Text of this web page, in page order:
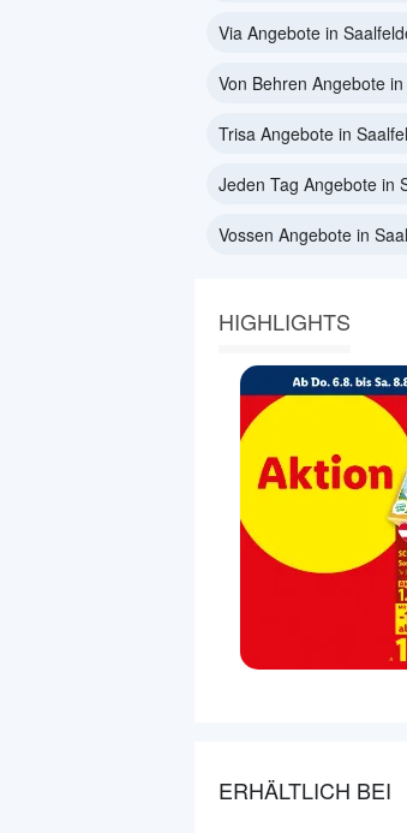
Via Angebote in
Von Behren Angebote
Trisa Angebote in
Jeden Tag Angebote in
Vossen Angebote in
HIGHLIGHTS
ERHÄLTLICH BEI